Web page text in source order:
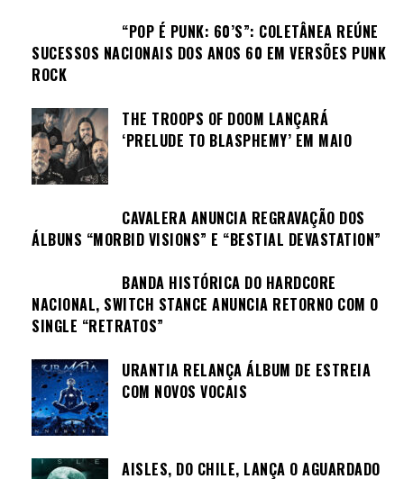
“POP É PUNK: 60’S”: COLETÂNEA REÚNE
SUCESSOS NACIONAIS DOS ANOS 60 EM VERSÕES PUNK
ROCK
THE TROOPS OF DOOM LANÇARÁ
‘PRELUDE TO BLASPHEMY’ EM MAIO
CAVALERA ANUNCIA REGRAVAÇÃO DOS
ÁLBUNS “MORBID VISIONS” E “BESTIAL DEVASTATION”
BANDA HISTÓRICA DO HARDCORE
NACIONAL, SWITCH STANCE ANUNCIA RETORNO COM O
SINGLE “RETRATOS”
URANTIA RELANÇA ÁLBUM DE ESTREIA
COM NOVOS VOCAIS
AISLES, DO CHILE, LANÇA O AGUARDADO